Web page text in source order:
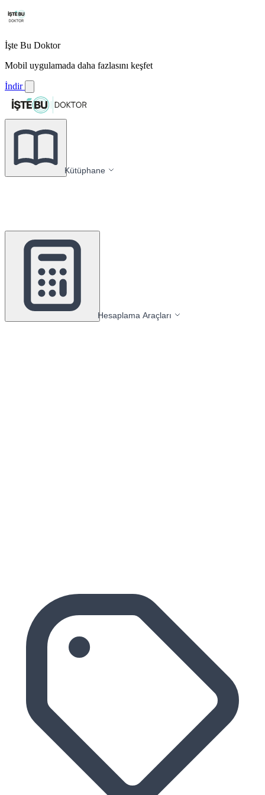
İşte Bu Doktor
Mobil uygulamada daha fazlasını keşfet
İndir
Kütüphane
Hesaplama Araçları